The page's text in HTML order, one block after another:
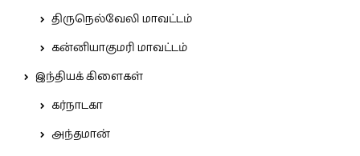
திருநெல்வேலி மாவட்டம்
கன்னியாகுமரி மாவட்டம்
இந்தியக் கிளைகள்
கர்நாடகா
அந்தமான்